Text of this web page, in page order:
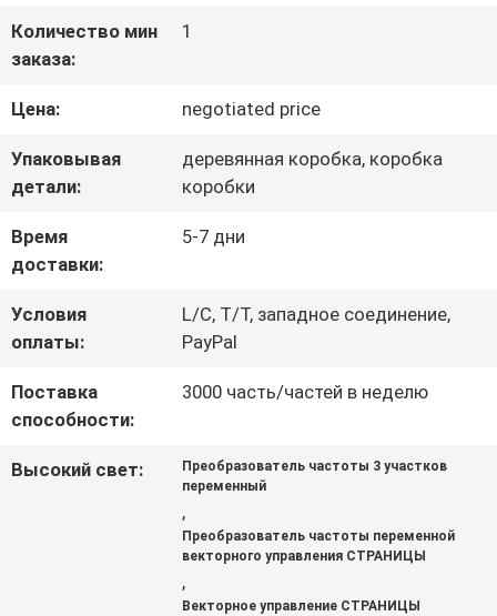
КОНТРОЛЬ
КАЧЕСТВА
КОНТАКТНЫЕ
ДАННЫЕ
ОТПРАВИТЬ
ЗАПРОС
КАРТА
САЙТА
УЕДИНЕНИЯ
Количество мин
заказа:
1
Цена: negotiated price
Упаковывая
детали:
деревянная коробка, коробка
коробки
Время
доставки:
5-7 дни
Условия
оплаты:
L/C, T/T, западное соединение,
PayPal
Поставка
способности:
3000 часть/частей в неделю
Высокий свет:
Преобразователь частоты 3 участков
переменный
,
Преобразователь частоты переменной
векторного управления СТРАНИЦЫ
,
Векторное управление СТРАНИЦЫ